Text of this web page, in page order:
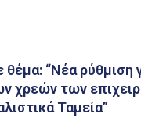
θέμα: “Νέα
χρεών των
Ταμεία”